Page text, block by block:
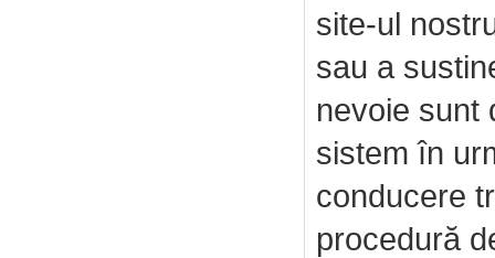
site-ul
sau a
nevoie sunt
sistem în
conducere
procedură